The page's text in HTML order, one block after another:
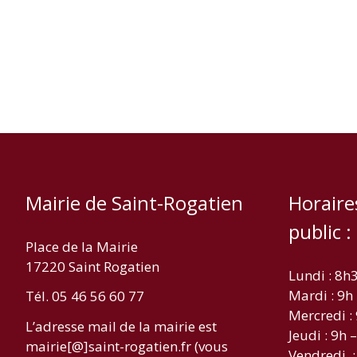
Mairie de Saint-Rogatien
Place de la Mairie
17220 Saint Rogatien
Tél. 05 46 56 60 77
L’adresse mail de la mairie est
mairie[@]saint-rogatien.fr (vous
public :
Lundi :
Mardi : 9h
Mercredi :
Jeudi : 9h